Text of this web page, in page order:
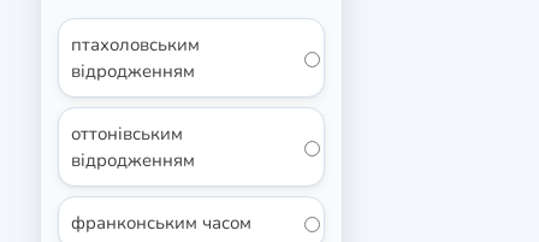
птахоловським
відродженням
оттонівським
відродженням
франконським часом